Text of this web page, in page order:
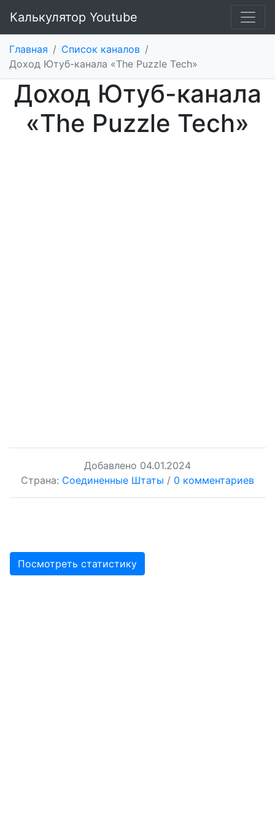
Калькулятор Youtube
Главная / Список каналов /
Доход Ютуб-канала «The Puzzle Tech»
Доход Ютуб-канала
«The Puzzle Tech»
Добавлено 04.01.2024
Страна: Соединенные Штаты / 0 комментариев
Посмотреть статистику